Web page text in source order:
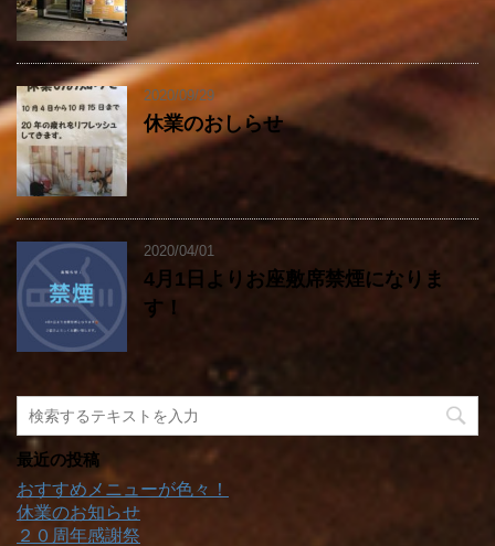
2020/09/29
休業のおしらせ
2020/04/01
4月1日よりお座敷席禁煙になりま
す！
最近の投稿
おすすめメニューが色々！
休業のお知らせ
２０周年感謝祭